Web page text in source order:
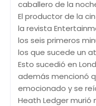
caballero de la
El productor de la
la revista
los seis primeros
los que sucede un
Esto sucedió en
además mencionó
emocionado y se
Heath Ledger